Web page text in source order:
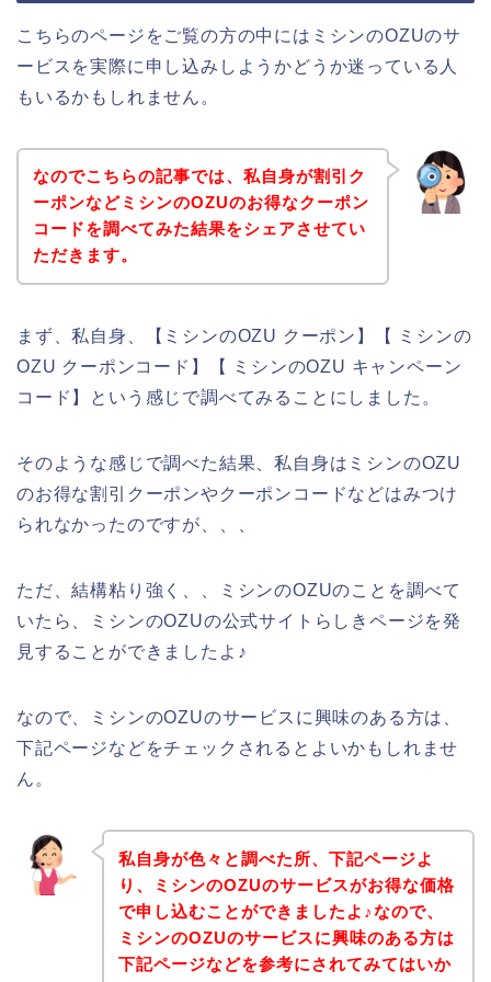
こちらのページをご覧の方の中にはミシンのOZUのサ
ービスを実際に申し込みしようかどうか迷っている人
もいるかもしれません。
なのでこちらの記事では、私自身が割引ク
ーポンなどミシンのOZUのお得なクーポン
コードを調べてみた結果をシェアさせてい
ただきます。
まず、私自身、【ミシンのOZU クーポン】【 ミシンの
OZU クーポンコード】【 ミシンのOZU キャンペーン
コード】という感じで調べてみることにしました。
そのような感じで調べた結果、私自身はミシンのOZU
のお得な割引クーポンやクーポンコードなどはみつけ
られなかったのですが、、、
ただ、結構粘り強く、、ミシンのOZUのことを調べて
いたら、ミシンのOZUの公式サイトらしきページを発
見することができましたよ♪
なので、ミシンのOZUのサービスに興味のある方は、
下記ページなどをチェックされるとよいかもしれませ
ん。
私自身が色々と調べた所、下記ページよ
り、ミシンのOZUのサービスがお得な価格
で申し込むことができましたよ♪なので、
ミシンのOZUのサービスに興味のある方は
下記ページなどを参考にされてみてはいか